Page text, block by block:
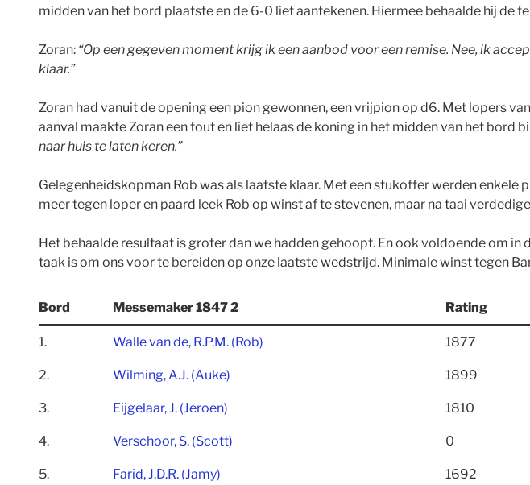
midden van het bord plaatste en de 6-0 liet aantekenen. Hiermee behaalde hij de
Zoran: “Op een gegeven moment krijg ik een aanbod voor een remise. Nee, ik
klaar.”
Zoran had vanuit de opening een pion gewonnen, een vrijpion op d6. Met lopers
aanval maakte Zoran een fout en liet helaas de koning in het midden van het bord
naar huis te laten keren.”
Gelegenheidskopman Rob was als laatste klaar. Met een stukoffer werden
meer tegen loper en paard leek Rob op winst af te stevenen, maar na taai
Het behaalde resultaat is groter dan we hadden gehoopt. En ook voldoende om
taak is om ons voor te bereiden op onze laatste wedstrijd. Minimale winst tegen
Bord Messemaker 1847 2 Rating
1. Walle van de, R.P.M. (Rob) 1877
2. Wilming, A.J. (Auke) 1899
3. Eijgelaar, J. (Jeroen) 1810
4. Verschoor, S. (Scott) 0
5. Farid, J.D.R. (Jamy) 1692